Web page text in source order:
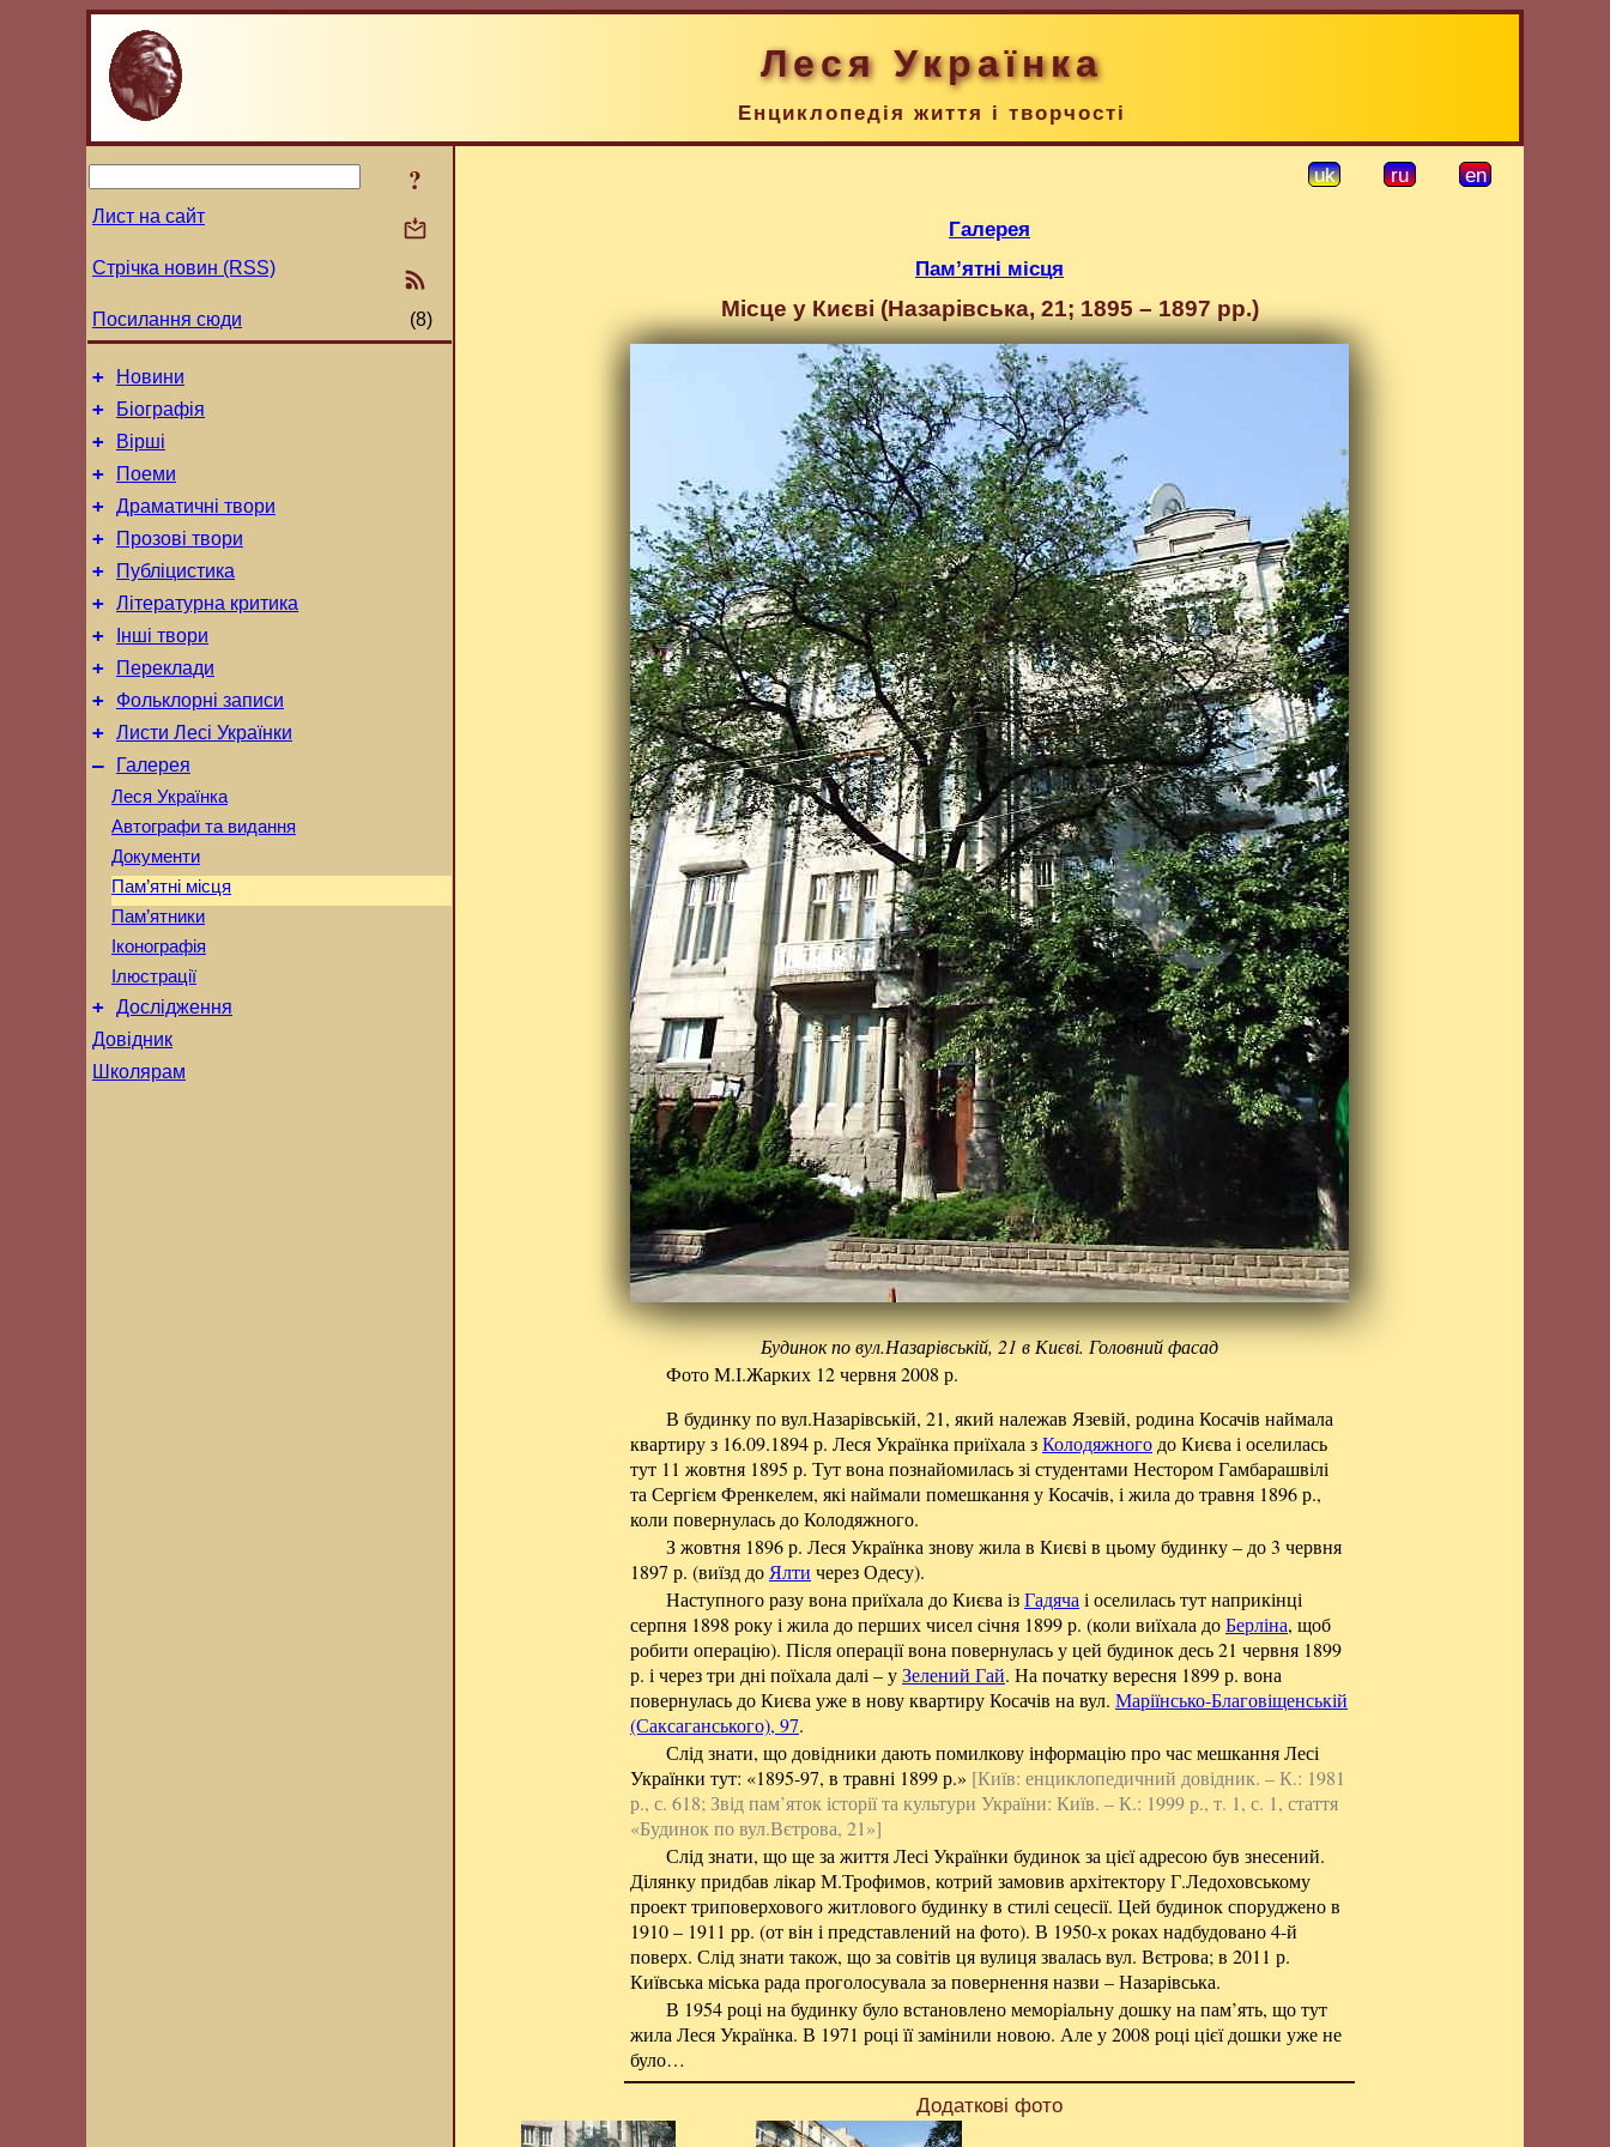
Леся Українка
Енциклопедія життя і творчості
?
Лист на сайт
Стрічка новин (RSS)
Посилання сюди (8)
+ Новини
+ Біографія
+ Вірші
+ Поеми
+ Драматичні твори
+ Прозові твори
+ Публіцистика
+ Літературна критика
+ Інші твори
+ Переклади
+ Фольклорні записи
+ Листи Лесі Українки
– Галерея
Леся Українка
Автографи та видання
Документи
Пам’ятні місця
Пам’ятники
Іконографія
Ілюстрації
+ Дослідження
Довідник
Школярам
uk ru en
Галерея
Пам’ятні місця
Місце у Києві (Назарівська, 21; 1895 – 1897 рр.)
Будинок по вул.Назарівській, 21 в Києві. Головний фасад
Фото М.І.Жарких 12 червня 2008 р.
В будинку по вул.Назарівській, 21, який належав Язевій, родина Косачів наймала
квартиру з 16.09.1894 р. Леся Українка приїхала зКолодяжного до Києва і оселилась
тут 11 жовтня 1895 р. Тут вона познайомилась зі студентами Нестором Гамбарашвілі
та Сергієм Френкелем, які наймали помешкання у Косачів, і жила до травня 1896 р.,
коли повернулась до Колодяжного.
З жовтня 1896 р. Леся Українка знову жила в Києві в цьому будинку – до 3 червня
1897 р. (виїзд до Ялти через Одесу).
Наступного разу вона приїхала до Києва ізГадяча і оселилась тут наприкінці
серпня 1898 року і жила до перших чисел січня 1899 р. (коли виїхала доБерліна, щоб
робити операцію). Після операції вона повернулась у цей будинок десь 21 червня 1899
р. і через три дні поїхала далі – уЗелений Гай. На початку вересня 1899 р. вона
повернулась до Києва уже в нову квартиру Косачів на вул. Маріїнсько-Благовіщенській
(Саксаганського), 97.
Слід знати, що довідники дають помилкову інформацію про час мешкання Лесі
Українки тут: «1895-97, в травні 1899 р.» [Київ: енциклопедичний довідник. – К.: 1981
р., с. 618; Звід пам’яток історії та культури України: Київ. – К.: 1999 р., т. 1, с. 1, стаття
«Будинок по вул.Вєтрова, 21»]
Слід знати, що ще за життя Лесі Українки будинок за цієї адресою був знесений.
Ділянку придбав лікар М.Трофимов, котрий замовив архітектору Г.Ледоховському
проект триповерхового житлового будинку в стилі сецесії. Цей будинок споруджено в
1910 – 1911 рр. (от він і представлений на фото). В 1950-х роках надбудовано 4-й
поверх. Слід знати також, що за совітів ця вулиця звалась вул. Вєтрова; в 2011 р.
Київська міська рада проголосувала за повернення назви – Назарівська.
В 1954 році на будинку було встановлено меморіальну дошку на пам’ять, що тут
жила Леся Українка. В 1971 році її замінили новою. Але у 2008 році цієї дошки уже не
було…
Додаткові фото